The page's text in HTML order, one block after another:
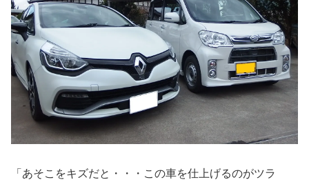
「あそこをキズだと・・・この車を仕上げるのがツラ